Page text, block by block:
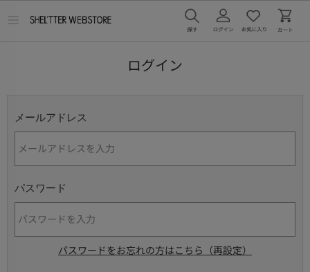
ログイン
メールアドレス
パスワード
パスワードをお忘れの方はこちら（再設定）